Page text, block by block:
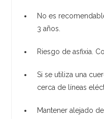
No es
3 años.
Riesgo de asfixia.
Si se utiliza una
cerca de líneas
Mantener alejado